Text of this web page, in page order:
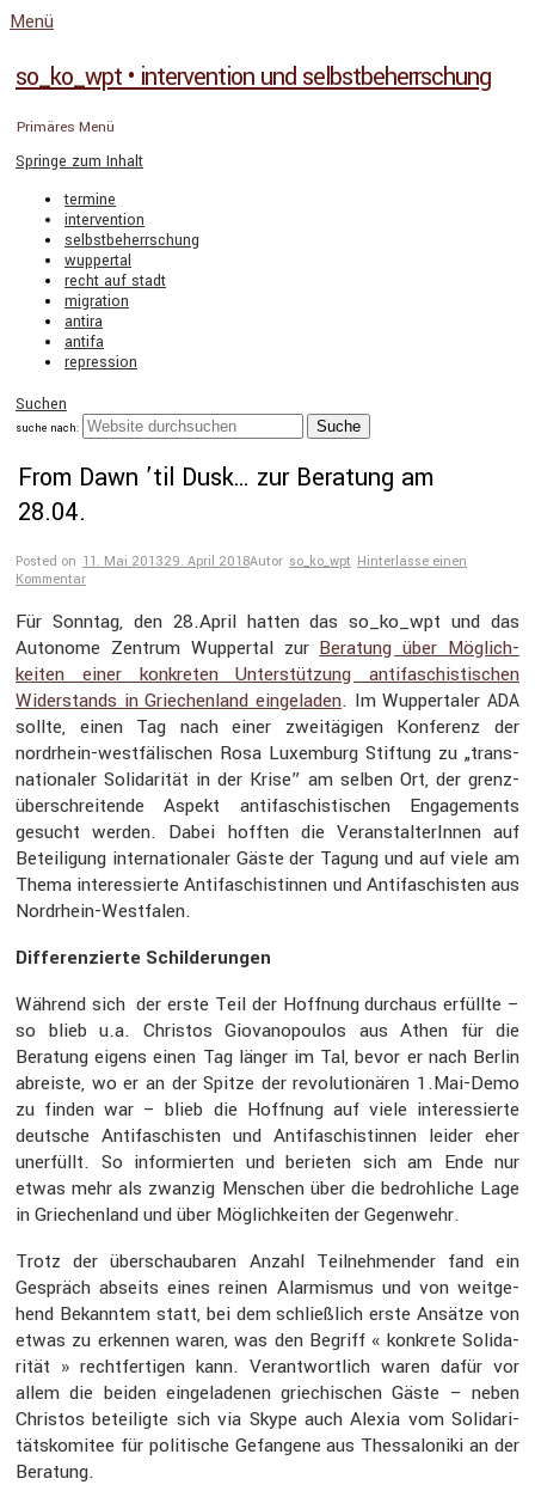
Menü
so_ko_wpt • intervention und selbstbeherrschung
Primäres Menü
Springe zum Inhalt
termine
intervention
selbstbeherrschung
wuppertal
recht auf stadt
migration
antira
antifa
repression
Suchen
suche nach:
From Dawn ’til Dusk… zur Beratung am
28.04.
Posted on 11. Mai 201329. April 2018Autor so_ko_wpt Hinterlasse einen
Kommentar
Für Sonntag, den 28.April hatten das so_ko_wpt und das
Autonome Zentrum Wuppertal zur Beratung über Möglich­
keiten einer konkreten Unter­stüt­zung antifa­schis­ti­schen
Wider­stands in Griechen­land einge­laden. Im Wupper­taler ADA
sollte, einen Tag nach einer zweitä­gigen Konfe­renz der
nordrhein-westfä­li­schen Rosa Luxem­burg Stiftung zu „trans­
na­tio­naler Solida­rität in der Krise” am selben Ort, der grenz­
über­schrei­tende Aspekt antifa­schis­ti­schen Engage­ments
gesucht werden. Dabei hofften die Veran­stal­te­rInnen auf
Betei­li­gung inter­na­tio­naler Gäste der Tagung und auf viele am
Thema inter­es­sierte Antifa­schis­tinnen und Antifa­schisten aus
Nordrhein-Westfalen.
Diffe­ren­zierte Schil­de­rungen
Während sich der erste Teil der Hoffnung durchaus erfüllte –
so blieb u.a. Christos Giova­no­poulos aus Athen für die
Beratung eigens einen Tag länger im Tal, bevor er nach Berlin
abreiste, wo er an der Spitze der revolu­tio­nären 1.Mai-Demo
zu finden war – blieb die Hoffnung auf viele inter­es­sierte
deutsche Antifa­schisten und Antifa­schis­tinnen leider eher
unerfüllt. So infor­mierten und berieten sich am Ende nur
etwas mehr als zwanzig Menschen über die bedroh­liche Lage
in Griechen­land und über Möglich­keiten der Gegen­wehr.
Trotz der überschau­baren Anzahl Teilneh­mender fand ein
Gespräch abseits eines reinen Alarmismus und von weitge­
hend Bekanntem statt, bei dem schließ­lich erste Ansätze von
etwas zu erkennen waren, was den Begriff « konkrete Solida­
rität » recht­fer­tigen kann. Verant­wort­lich waren dafür vor
allem die beiden einge­la­denen griechi­schen Gäste – neben
Christos betei­ligte sich via Skype auch Alexia vom Solida­ri­
täts­ko­mitee für politi­sche Gefan­gene aus Thessa­lo­niki an der
Beratung.